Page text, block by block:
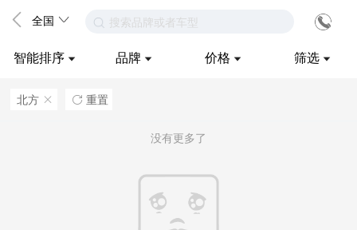
全国 搜索品牌或者车型
智能排序 品牌 价格 筛选
北方 ဆ  重置
没有更多了